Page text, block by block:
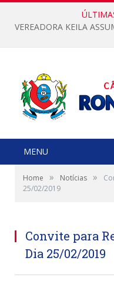
MENU
Home » Notícias »
25/02/2019
Convite para
Dia 25/02/2019